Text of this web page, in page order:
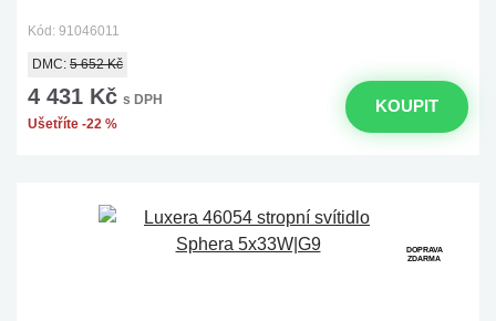
Kód: 91046011
DMC: 5 652 Kč
4 431 Kč s DPH
Ušetříte -22 %
KOUPIT
DOPRAVA
ZDARMA